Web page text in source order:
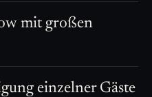
mit großen
einzelner Gäste